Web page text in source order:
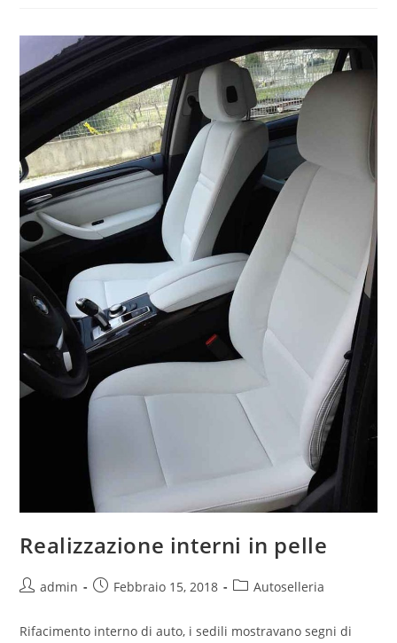
Realizzazione interni in pelle
admin Febbraio 15, 2018 Autoselleria
Rifacimento interno di auto, i sedili mostravano segni di